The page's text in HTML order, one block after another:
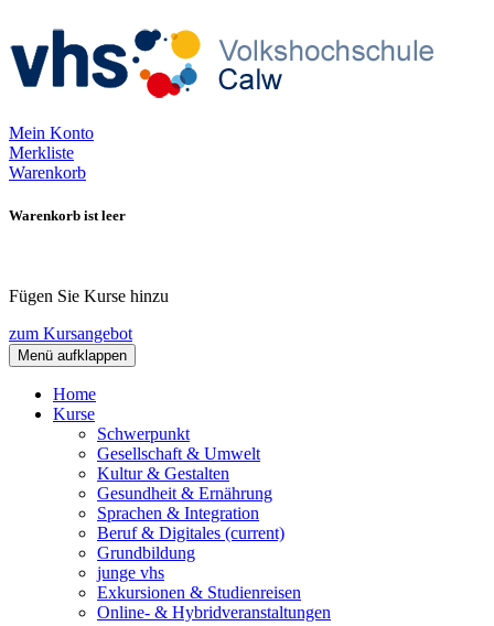
Mein Konto
Merkliste
Warenkorb
Warenkorb ist leer
Fügen Sie Kurse hinzu
zum Kursangebot
Menü aufklappen
Home
Kurse
Schwerpunkt
Gesellschaft & Umwelt
Kultur & Gestalten
Gesundheit & Ernährung
Sprachen & Integration
Beruf & Digitales (current)
Grundbildung
junge vhs
Exkursionen & Studienreisen
Online- & Hybridveranstaltungen